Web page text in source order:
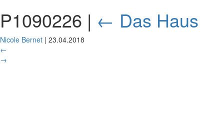
P1090226 | ← Das Haus
Nicole Bernet | 23.04.2018
←
→